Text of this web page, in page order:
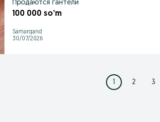
Продаются гантели
100 000 so’m
Samarqand
30/07/2026
1 2 3